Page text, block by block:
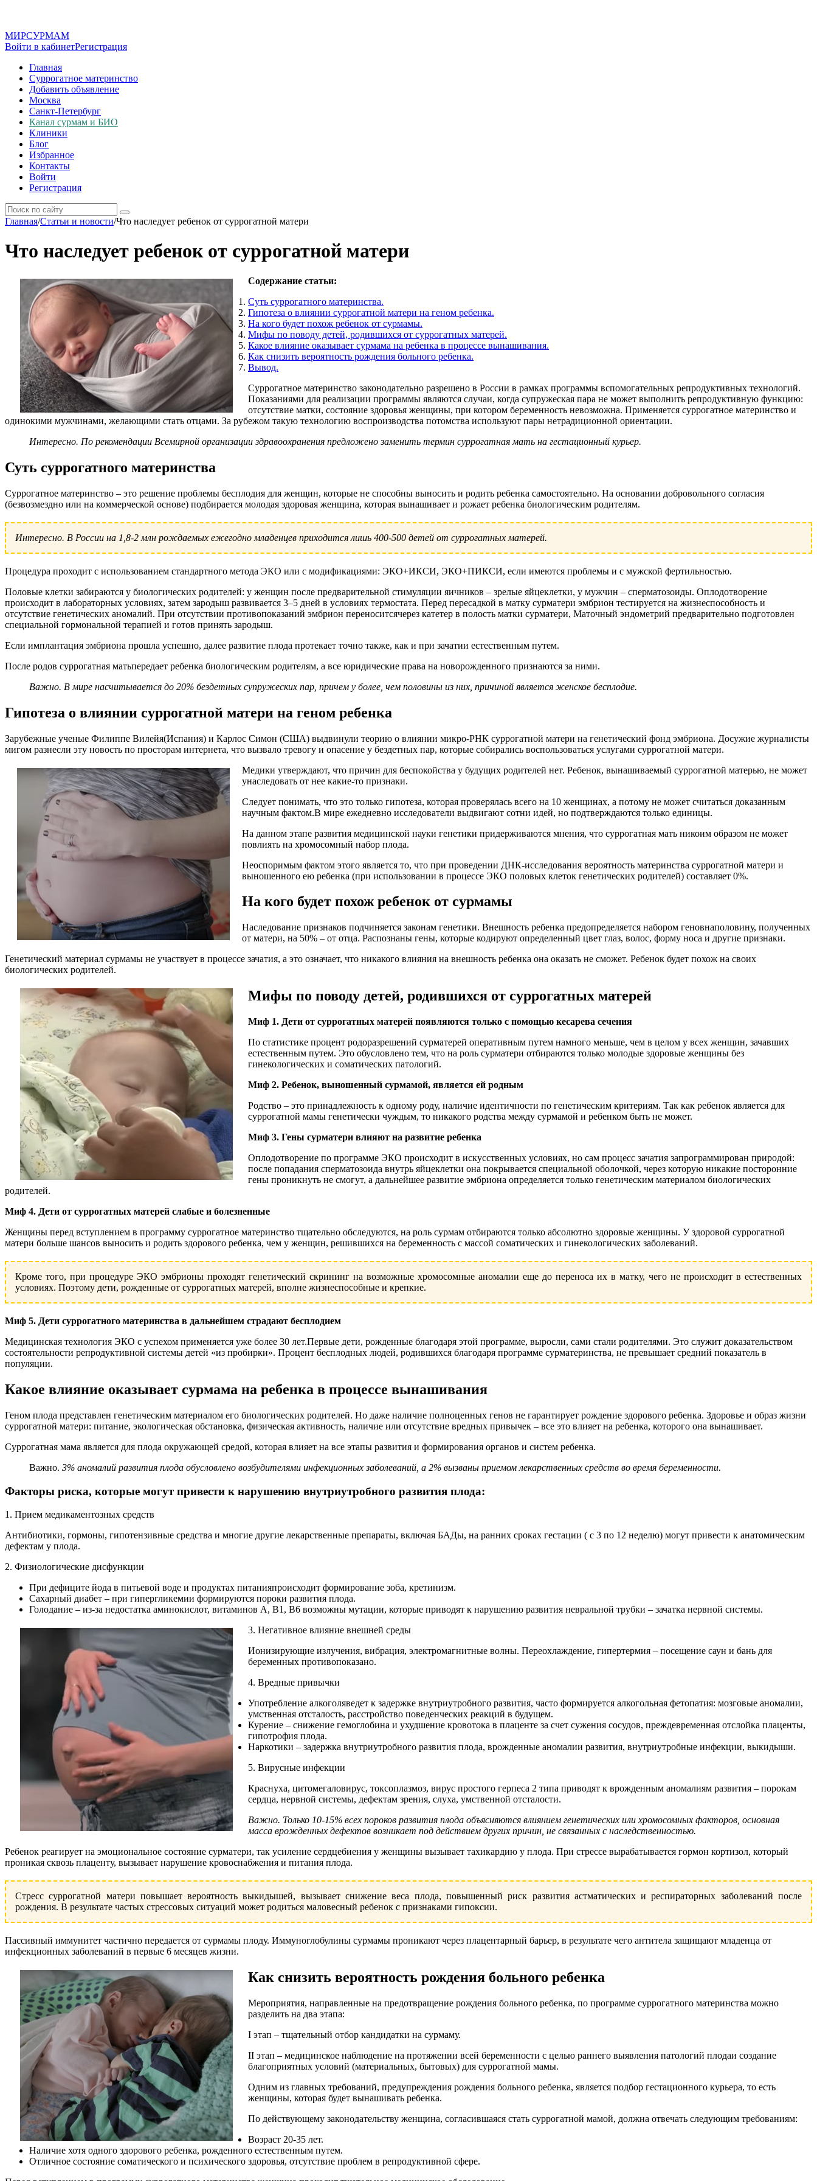
МИРСУРМАМ
Войти в кабинетРегистрация
Главная
Суррогатное материнство
Добавить объявление
Москва
Санкт-Петербург
Канал сурмам и БИО
Клиники
Блог
Избранное
Контакты
Войти
Регистрация
Главная/Статьи и новости/Что наследует ребенок от суррогатной матери
Что наследует ребенок от суррогатной матери
Содержание статьи:
Суть суррогатного материнства.
Гипотеза о влиянии суррогатной матери на геном ребенка.
На кого будет похож ребенок от сурмамы.
Мифы по поводу детей, родившихся от суррогатных матерей.
Какое влияние оказывает сурмама на ребенка в процессе вынашивания.
Как снизить вероятность рождения больного ребенка.
Вывод.
Суррогатное материнство законодательно разрешено в России в рамках программы вспомогательных репродуктивных технологий.
Показаниями для реализации программы являются случаи, когда супружеская пара не может выполнить репродуктивную функцию:
отсутствие матки, состояние здоровья женщины, при котором беременность невозможна. Применяется суррогатное материнство и
одинокими мужчинами, желающими стать отцами. За рубежом такую технологию воспроизводства потомства используют пары нетрадиционной ориентации.
Интересно. По рекомендации Всемирной организации здравоохранения предложено заменить термин суррогатная мать на гестационный курьер.
Суть суррогатного материнства
Суррогатное материнство – это решение проблемы бесплодия для женщин, которые не способны выносить и родить ребенка самостоятельно. На основании добровольного согласия
(безвозмездно или на коммерческой основе) подбирается молодая здоровая женщина, которая вынашивает и рожает ребенка биологическим родителям.
Интересно. В России на 1,8-2 млн рождаемых ежегодно младенцев приходится лишь 400-500 детей от суррогатных матерей.
Процедура проходит с использованием стандартного метода ЭКО или с модификациями: ЭКО+ИКСИ, ЭКО+ПИКСИ, если имеются проблемы и с мужской фертильностью.
Половые клетки забираются у биологических родителей: у женщин после предварительной стимуляции яичников – зрелые яйцеклетки, у мужчин – сперматозоиды. Оплодотворение
происходит в лабораторных условиях, затем зародыш развивается 3–5 дней в условиях термостата. Перед пересадкой в матку сурматери эмбрион тестируется на жизнеспособность и
отсутствие генетических аномалий. При отсутствии противопоказаний эмбрион переноситсячерез катетер в полость матки сурматери, Маточный эндометрий предварительно подготовлен
специальной гормональной терапией и готов принять зародыш.
Если имплантация эмбриона прошла успешно, далее развитие плода протекает точно также, как и при зачатии естественным путем.
После родов суррогатная матьпередает ребенка биологическим родителям, а все юридические права на новорожденного признаются за ними.
Важно. В мире насчитывается до 20% бездетных супружеских пар, причем у более, чем половины из них, причиной является женское бесплодие.
Гипотеза о влиянии суррогатной матери на геном ребенка
Зарубежные ученые Филиппе Вилейя(Испания) и Карлос Симон (США) выдвинули теорию о влиянии микро-РНК суррогатной матери на генетический фонд эмбриона. Досужие журналисты
мигом разнесли эту новость по просторам интернета, что вызвало тревогу и опасение у бездетных пар, которые собирались воспользоваться услугами суррогатной матери.
Медики утверждают, что причин для беспокойства у будущих родителей нет. Ребенок, вынашиваемый суррогатной матерью, не может
унаследовать от нее какие-то признаки.
Следует понимать, что это только гипотеза, которая проверялась всего на 10 женщинах, а потому не может считаться доказанным
научным фактом.В мире ежедневно исследователи выдвигают сотни идей, но подтверждаются только единицы.
На данном этапе развития медицинской науки генетики придерживаются мнения, что суррогатная мать никоим образом не может
повлиять на хромосомный набор плода.
Неоспоримым фактом этого является то, что при проведении ДНК-исследования вероятность материнства суррогатной матери и
выношенного ею ребенка (при использовании в процессе ЭКО половых клеток генетических родителей) составляет 0%.
На кого будет похож ребенок от сурмамы
Наследование признаков подчиняется законам генетики. Внешность ребенка предопределяется набором геновнаполовину, полученных
от матери, на 50% – от отца. Распознаны гены, которые кодируют определенный цвет глаз, волос, форму носа и другие признаки.
Генетический материал сурмамы не участвует в процессе зачатия, а это означает, что никакого влияния на внешность ребенка она оказать не сможет. Ребенок будет похож на своих
биологических родителей.
Мифы по поводу детей, родившихся от суррогатных матерей
Миф 1. Дети от суррогатных матерей появляются только с помощью кесарева сечения
По статистике процент родоразрешений сурматерей оперативным путем намного меньше, чем в целом у всех женщин, зачавших
естественным путем. Это обусловлено тем, что на роль сурматери отбираются только молодые здоровые женщины без
гинекологических и соматических патологий.
Миф 2. Ребенок, выношенный сурмамой, является ей родным
Родство – это принадлежность к одному роду, наличие идентичности по генетическим критериям. Так как ребенок является для
суррогатной мамы генетически чуждым, то никакого родства между сурмамой и ребенком быть не может.
Миф 3. Гены сурматери влияют на развитие ребенка
Оплодотворение по программе ЭКО происходит в искусственных условиях, но сам процесс зачатия запрограммирован природой:
после попадания сперматозоида внутрь яйцеклетки она покрывается специальной оболочкой, через которую никакие посторонние
гены проникнуть не смогут, а дальнейшее развитие эмбриона определяется только генетическим материалом биологических
родителей.
Миф 4. Дети от суррогатных матерей слабые и болезненные
Женщины перед вступлением в программу суррогатное материнство тщательно обследуются, на роль сурмам отбираются только абсолютно здоровые женщины. У здоровой суррогатной
матери больше шансов выносить и родить здорового ребенка, чем у женщин, решившихся на беременность с массой соматических и гинекологических заболеваний.
Кроме того, при процедуре ЭКО эмбрионы проходят генетический скрининг на возможные хромосомные аномалии еще до переноса их в матку, чего не происходит в естественных
условиях. Поэтому дети, рожденные от суррогатных матерей, вполне жизнеспособные и крепкие.
Миф 5. Дети суррогатного материнства в дальнейшем страдают бесплодием
Медицинская технология ЭКО с успехом применяется уже более 30 лет.Первые дети, рожденные благодаря этой программе, выросли, сами стали родителями. Это служит доказательством
состоятельности репродуктивной системы детей «из пробирки». Процент бесплодных людей, родившихся благодаря программе сурматеринства, не превышает средний показатель в
популяции.
Какое влияние оказывает сурмама на ребенка в процессе вынашивания
Геном плода представлен генетическим материалом его биологических родителей. Но даже наличие полноценных генов не гарантирует рождение здорового ребенка. Здоровье и образ жизни
суррогатной матери: питание, экологическая обстановка, физическая активность, наличие или отсутствие вредных привычек – все это влияет на ребенка, которого она вынашивает.
Суррогатная мама является для плода окружающей средой, которая влияет на все этапы развития и формирования органов и систем ребенка.
Важно. 3% аномалий развития плода обусловлено возбудителями инфекционных заболеваний, а 2% вызваны приемом лекарственных средств во время беременности.
Факторы риска, которые могут привести к нарушению внутриутробного развития плода:
1. Прием медикаментозных средств
Антибиотики, гормоны, гипотензивные средства и многие другие лекарственные препараты, включая БАДы, на ранних сроках гестации ( с 3 по 12 неделю) могут привести к анатомическим
дефектам у плода.
2. Физиологические дисфункции
При дефиците йода в питьевой воде и продуктах питанияпроисходит формирование зоба, кретинизм.
Сахарный диабет – при гипергликемии формируются пороки развития плода.
Голодание – из-за недостатка аминокислот, витаминов А, В1, В6 возможны мутации, которые приводят к нарушению развития невральной трубки – зачатка нервной системы.
3. Негативное влияние внешней среды
Ионизирующие излучения, вибрация, электромагнитные волны. Переохлаждение, гипертермия – посещение саун и бань для
беременных противопоказано.
4. Вредные привычки
Употребление алкоголяведет к задержке внутриутробного развития, часто формируется алкогольная фетопатия: мозговые аномалии,
умственная отсталость, расстройство поведенческих реакций в будущем.
Курение – снижение гемоглобина и ухудшение кровотока в плаценте за счет сужения сосудов, преждевременная отслойка плаценты,
гипотрофия плода.
Наркотики – задержка внутриутробного развития плода, врожденные аномалии развития, внутриутробные инфекции, выкидыши.
5. Вирусные инфекции
Краснуха, цитомегаловирус, токсоплазмоз, вирус простого герпеса 2 типа приводят к врожденным аномалиям развития – порокам
сердца, нервной системы, дефектам зрения, слуха, умственной отсталости.
Важно. Только 10-15% всех пороков развития плода объясняются влиянием генетических или хромосомных факторов, основная
масса врожденных дефектов возникает под действием других причин, не связанных с наследственностью.
Ребенок реагирует на эмоциональное состояние сурматери, так усиление сердцебиения у женщины вызывает тахикардию у плода. При стрессе вырабатывается гормон кортизол, который
проникая сквозь плаценту, вызывает нарушение кровоснабжения и питания плода.
Стресс суррогатной матери повышает вероятность выкидышей, вызывает снижение веса плода, повышенный риск развития астматических и респираторных заболеваний после
рождения. В результате частых стрессовых ситуаций может родиться маловесный ребенок с признаками гипоксии.
Пассивный иммунитет частично передается от сурмамы плоду. Иммуноглобулины сурмамы проникают через плацентарный барьер, в результате чего антитела защищают младенца от
инфекционных заболеваний в первые 6 месяцев жизни.
Как снизить вероятность рождения больного ребенка
Мероприятия, направленные на предотвращение рождения больного ребенка, по программе суррогатного материнства можно
разделить на два этапа:
I этап – тщательный отбор кандидатки на сурмаму.
II этап – медицинское наблюдение на протяжении всей беременности с целью раннего выявления патологий плодаи создание
благоприятных условий (материальных, бытовых) для суррогатной мамы.
Одним из главных требований, предупреждения рождения больного ребенка, является подбор гестационного курьера, то есть
женщины, которая будет вынашивать ребенка.
По действующему законодательству женщина, согласившаяся стать суррогатной мамой, должна отвечать следующим требованиям:
Возраст 20-35 лет.
Наличие хотя одного здорового ребенка, рожденного естественным путем.
Отличное состояние соматического и психического здоровья, отсутствие проблем в репродуктивной сфере.